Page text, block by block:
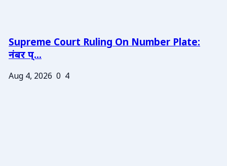
Supreme Court Ruling On Number Plate:
नंबर प्...
Aug 4, 2026 0 4